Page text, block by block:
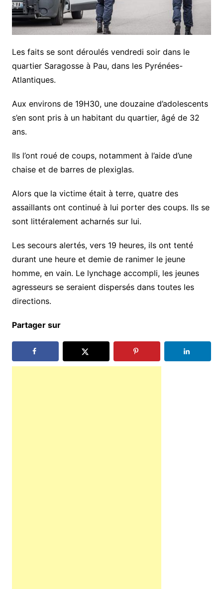
Les faits se sont déroulés vendredi soir dans le
quartier Saragosse à Pau, dans les Pyrénées-
Atlantiques.
Aux environs de 19H30, une douzaine d’adolescents
s’en sont pris à un habitant du quartier, âgé de 32
ans.
Ils l’ont roué de coups, notamment à l’aide d’une
chaise et de barres de plexiglas.
Alors que la victime était à terre, quatre des
assaillants ont continué à lui porter des coups. Ils se
sont littéralement acharnés sur lui.
Les secours alertés, vers 19 heures, ils ont tenté
durant une heure et demie de ranimer le jeune
homme, en vain. Le lynchage accompli, les jeunes
agresseurs se seraient dispersés dans toutes les
directions.
Partager sur